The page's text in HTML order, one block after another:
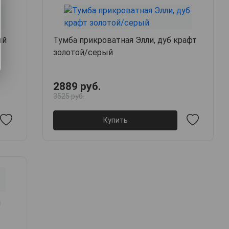
Тумба прикроватная Элли, дуб крафт
золотой/серый
2889 руб.
3525 руб.
Купить